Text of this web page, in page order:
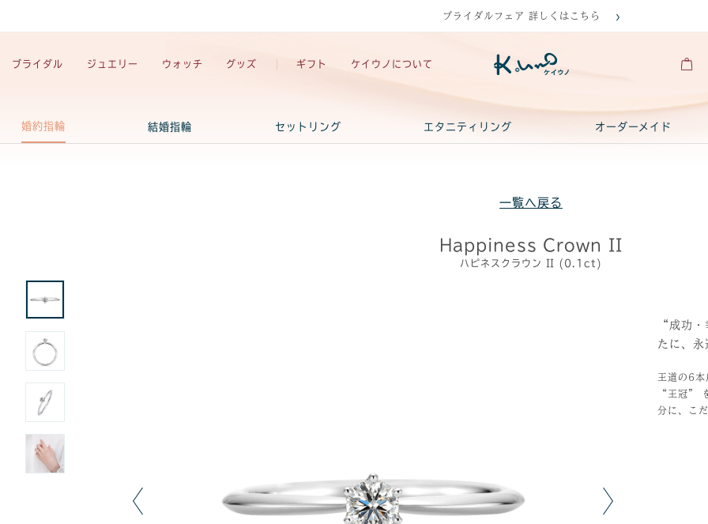
ブライダルフェア 詳しくはこちら
ブライダル ジュエリー ウォッチ グッズ ギフト ケイウノについて
婚約指輪 結婚指輪 セットリング エタニティリング オーダーメイド
一覧へ戻る
Happiness Crown II
ハピネスクラウン II (0.1ct)
“成功
たに、
王道の6
“王冠”
分に、こ